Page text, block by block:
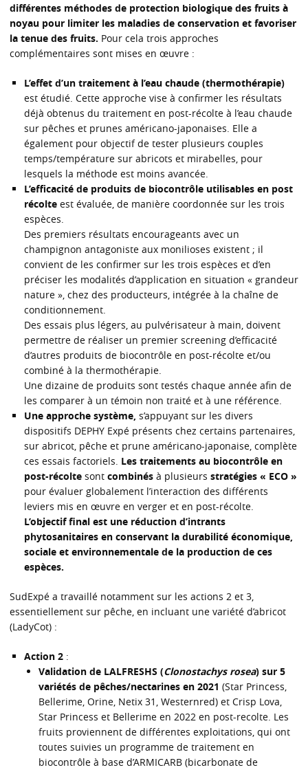
différentes méthodes de protection biologique des fruits à
noyau pour limiter les maladies de conservation et favoriser
la tenue des fruits. Pour cela trois approches
complémentaires sont mises en œuvre :
L’effet d’un traitement à l’eau chaude (thermothérapie)
est étudié. Cette approche vise à confirmer les résultats
déjà obtenus du traitement en post-récolte à l’eau chaude
sur pêches et prunes américano-japonaises. Elle a
également pour objectif de tester plusieurs couples
temps/température sur abricots et mirabelles, pour
lesquels la méthode est moins avancée.
L’efficacité de produits de biocontrôle utilisables en post
récolte est évaluée, de manière coordonnée sur les trois
espèces.
Des premiers résultats encourageants avec un
champignon antagoniste aux monilioses existent ; il
convient de les confirmer sur les trois espèces et d’en
préciser les modalités d’application en situation « grandeur
nature », chez des producteurs, intégrée à la chaîne de
conditionnement.
Des essais plus légers, au pulvérisateur à main, doivent
permettre de réaliser un premier screening d’efficacité
d’autres produits de biocontrôle en post-récolte et/ou
combiné à la thermothérapie.
Une dizaine de produits sont testés chaque année afin de
les comparer à un témoin non traité et à une référence.
Une approche système, s’appuyant sur les divers
dispositifs DEPHY Expé présents chez certains partenaires,
sur abricot, pêche et prune américano-japonaise, complète
ces essais factoriels. Les traitements au biocontrôle en
post-récolte sont combinés à plusieurs stratégies « ECO »
pour évaluer globalement l’interaction des différents
leviers mis en œuvre en verger et en post-récolte.
L’objectif final est une réduction d’intrants
phytosanitaires en conservant la durabilité économique,
sociale et environnementale de la production de ces
espèces.
SudExpé a travaillé notamment sur les actions 2 et 3,
essentiellement sur pêche, en incluant une variété d’abricot
(LadyCot) :
Action 2 :
Validation de LALFRESHS (Clonostachys rosea) sur 5
variétés de pêches/nectarines en 2021 (Star Princess,
Bellerime, Orine, Netix 31, Westernred) et Crisp Lova,
Star Princess et Bellerime en 2022 en post-recolte. Les
fruits proviennent de différentes exploitations, qui ont
toutes suivies un programme de traitement en
biocontrôle à base d’ARMICARB (bicarbonate de